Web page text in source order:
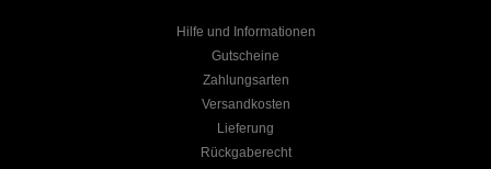
Hilfe und Informationen
Gutscheine
Zahlungsarten
Versandkosten
Lieferung
Rückgaberecht